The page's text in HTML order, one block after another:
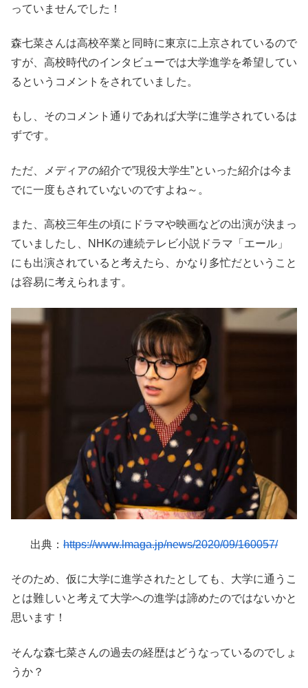
っていませんでした！
森七菜さんは高校卒業と同時に東京に上京されているので
すが、高校時代のインタビューでは大学進学を希望してい
るというコメントをされていました。
もし、そのコメント通りであれば大学に進学されているは
ずです。
ただ、メディアの紹介で”現役大学生”といった紹介は今ま
でに一度もされていないのですよね～。
また、高校三年生の頃にドラマや映画などの出演が決まっ
ていましたし、NHKの連続テレビ小説ドラマ「エール」
にも出演されていると考えたら、かなり多忙だということ
は容易に考えられます。
出典： https://www.lmaga.jp/news/2020/09/160057/
そのため、仮に大学に進学されたとしても、大学に通うこ
とは難しいと考えて大学への進学は諦めたのではないかと
思います！
そんな森七菜さんの過去の経歴はどうなっているのでしょ
うか？